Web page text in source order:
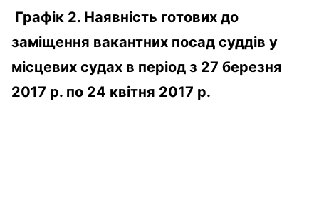
Графік 2. Наявність готових до
заміщення вакантних посад суддів у
місцевих судах в період з 27 березня
2017 р. по 24 квітня 2017 р.